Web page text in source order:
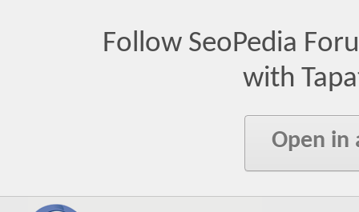
Follow SeoPedia
with
Open in